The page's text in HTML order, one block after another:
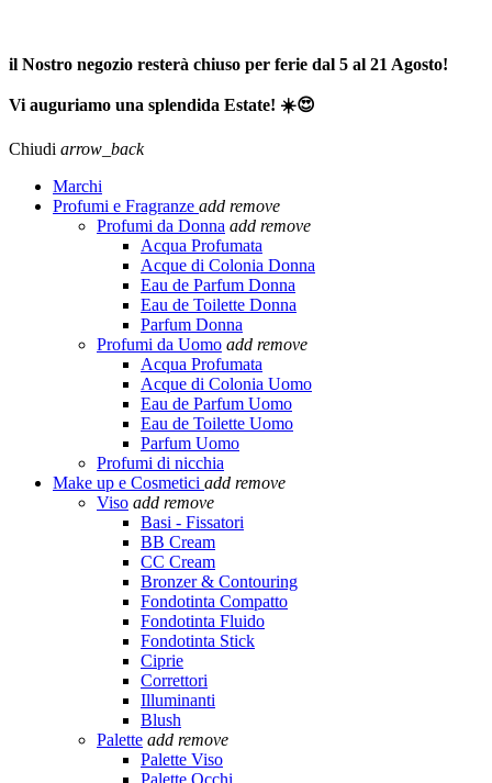
il Nostro negozio resterà chiuso per ferie dal 5 al 21 Agosto!
Vi auguriamo una splendida Estate! ☀️😍
Chiudi arrow_back
Marchi
Profumi e Fragranze add remove
Profumi da Donna add remove
Acqua Profumata
Acque di Colonia Donna
Eau de Parfum Donna
Eau de Toilette Donna
Parfum Donna
Profumi da Uomo add remove
Acqua Profumata
Acque di Colonia Uomo
Eau de Parfum Uomo
Eau de Toilette Uomo
Parfum Uomo
Profumi di nicchia
Make up e Cosmetici add remove
Viso add remove
Basi - Fissatori
BB Cream
CC Cream
Bronzer & Contouring
Fondotinta Compatto
Fondotinta Fluido
Fondotinta Stick
Ciprie
Correttori
Illuminanti
Blush
Palette add remove
Palette Viso
Palette Occhi